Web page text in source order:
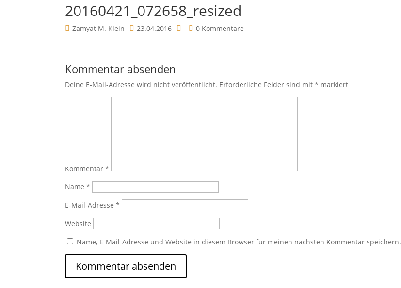
20160421_072658_resized
Zamyat M. Klein 23.04.2016 0 Kommentare
Kommentar absenden
Deine E-Mail-Adresse wird nicht veröffentlicht. Erforderliche Felder sind mit* markiert
Kommentar*
Name*
E-Mail-Adresse*
Website
Name, E-Mail-Adresse und Website in diesem Browser für meinen nächsten Kommentar speichern.